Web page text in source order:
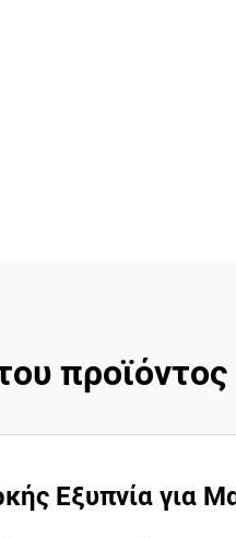
προϊόντος
Εξυπνία για